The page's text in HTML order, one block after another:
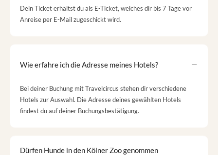
Dein Ticket erhältst du als E-Ticket, welches dir bis 7 Tage vor
Anreise per E-Mail zugeschickt wird.
Wie erfahre ich die Adresse meines Hotels?
Bei deiner Buchung mit Travelcircus stehen dir verschiedene
Hotels zur Auswahl. Die Adresse deines gewählten Hotels
findest du auf deiner Buchungsbestätigung.
Dürfen Hunde in den Kölner Zoo genommen